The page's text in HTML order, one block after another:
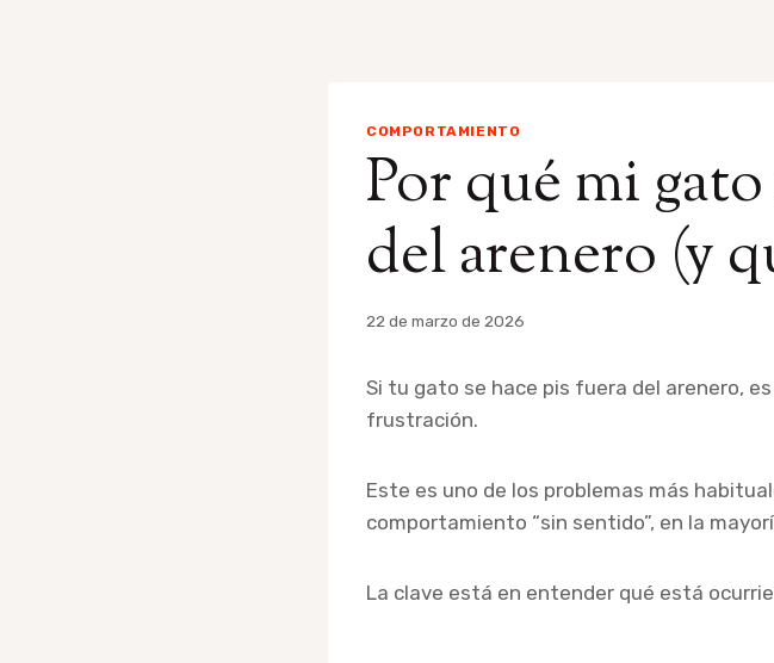
COMPORTAMIENTO
Por qué mi
del arenero (y
Por
22 de marzo de 2026
Si tu gato se hace pis fuera del arenero,
frustración.
Este es uno de los problemas más
comportamiento “sin sentido”, en la
La clave está en entender qué está